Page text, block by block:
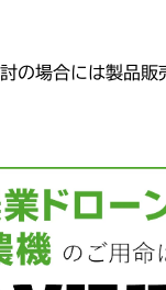
の場合には製品販